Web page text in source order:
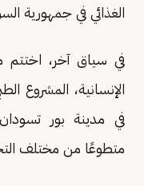
الغذائي في جمهورية
في سياق آخر، اختتم
الإنسانية، المشروع
متطوعًا من مختلف